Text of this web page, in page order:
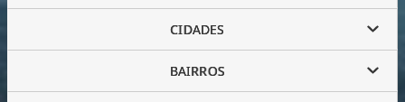
CIDADES
BAIRROS